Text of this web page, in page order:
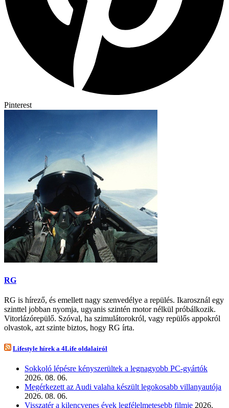
Pinterest
RG
RG is hírező, és emellett nagy szenvedélye a repülés. Ikarosznál egy
szinttel jobban nyomja, ugyanis szintén motor nélkül próbálkozik.
Vitorlázórepülő. Szóval, ha szimulátorokról, vagy repülős appokról
olvastok, azt szinte biztos, hogy RG írta.
Lifestyle hírek a 4Life oldalairól
Sokkoló lépésre kényszerültek a legnagyobb PC-gyártók
2026. 08. 06.
Megérkezett az Audi valaha készült legokosabb villanyautója
2026. 08. 06.
Visszatér a kilencvenes évek legfélelmetesebb filmje 2026.